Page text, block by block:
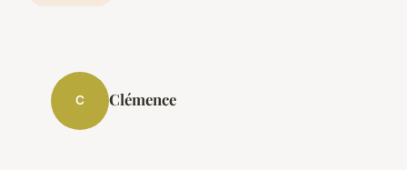
C Clémence